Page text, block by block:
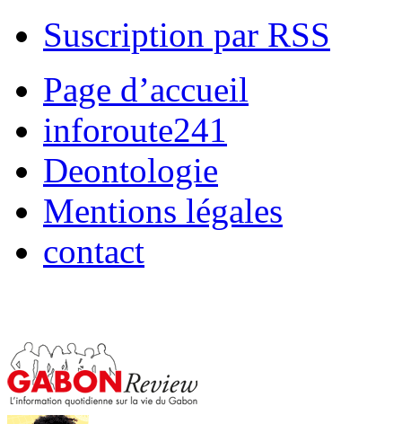
Suscription par RSS
Page d’accueil
inforoute241
Deontologie
Mentions légales
contact